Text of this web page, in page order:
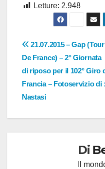
Letture: 2.948
Navigazione
articoli
21.07.2015 – Gap (Tour
De France) – 2° Giornata
di riposo per il 102° Giro
Francia – Fotoservizio di :
Nastasi
Di
Il